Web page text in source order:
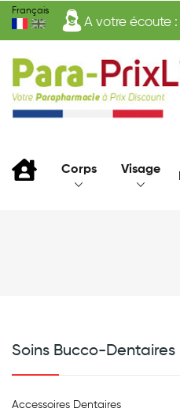
Français
A votre écoute :
Corps Visage
Soins Bucco-Dentaires
Accessoires Dentaires